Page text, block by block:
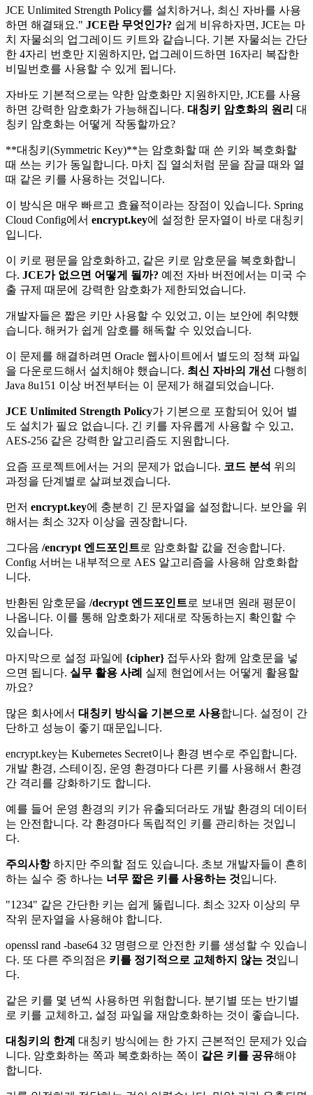
JCE Unlimited Strength Policy를 설치하거나, 최신 자바를 사용
하면 해결돼요." JCE란 무엇인가? 쉽게 비유하자면, JCE는 마
치 자물쇠의 업그레이드 키트와 같습니다. 기본 자물쇠는 간단
한 4자리 번호만 지원하지만, 업그레이드하면 16자리 복잡한
비밀번호를 사용할 수 있게 됩니다.
자바도 기본적으로는 약한 암호화만 지원하지만, JCE를 사용
하면 강력한 암호화가 가능해집니다. 대칭키 암호화의 원리 대
칭키 암호화는 어떻게 작동할까요?
**대칭키(Symmetric Key)**는 암호화할 때 쓴 키와 복호화할
때 쓰는 키가 동일합니다. 마치 집 열쇠처럼 문을 잠글 때와 열
때 같은 키를 사용하는 것입니다.
이 방식은 매우 빠르고 효율적이라는 장점이 있습니다. Spring
Cloud Config에서 encrypt.key에 설정한 문자열이 바로 대칭키
입니다.
이 키로 평문을 암호화하고, 같은 키로 암호문을 복호화합니
다. JCE가 없으면 어떻게 될까? 예전 자바 버전에서는 미국 수
출 규제 때문에 강력한 암호화가 제한되었습니다.
개발자들은 짧은 키만 사용할 수 있었고, 이는 보안에 취약했
습니다. 해커가 쉽게 암호를 해독할 수 있었습니다.
이 문제를 해결하려면 Oracle 웹사이트에서 별도의 정책 파일
을 다운로드해서 설치해야 했습니다. 최신 자바의 개선 다행히
Java 8u151 이상 버전부터는 이 문제가 해결되었습니다.
JCE Unlimited Strength Policy가 기본으로 포함되어 있어 별
도 설치가 필요 없습니다. 긴 키를 자유롭게 사용할 수 있고,
AES-256 같은 강력한 알고리즘도 지원합니다.
요즘 프로젝트에서는 거의 문제가 없습니다. 코드 분석 위의
과정을 단계별로 살펴보겠습니다.
먼저 encrypt.key에 충분히 긴 문자열을 설정합니다. 보안을 위
해서는 최소 32자 이상을 권장합니다.
그다음 /encrypt 엔드포인트로 암호화할 값을 전송합니다.
Config 서버는 내부적으로 AES 알고리즘을 사용해 암호화합
니다.
반환된 암호문을 /decrypt 엔드포인트로 보내면 원래 평문이
나옵니다. 이를 통해 암호화가 제대로 작동하는지 확인할 수
있습니다.
마지막으로 설정 파일에 {cipher} 접두사와 함께 암호문을 넣
으면 됩니다. 실무 활용 사례
실제 현업에서는 어떻게 활용할
까요?
많은 회사에서 대칭키 방식을 기본으로 사용합니다. 설정이 간
단하고 성능이 좋기 때문입니다.
encrypt.key는 Kubernetes Secret이나 환경 변수로 주입합니다.
개발 환경, 스테이징, 운영 환경마다 다른 키를 사용해서 환경
간 격리를 강화하기도 합니다.
예를 들어 운영 환경의 키가 유출되더라도 개발 환경의 데이터
는 안전합니다. 각 환경마다 독립적인 키를 관리하는 것입니
다.
주의사항하지만 주의할 점도 있습니다. 초보 개발자들이 흔히
하는 실수 중 하나는 너무 짧은 키를 사용하는 것입니다.
"1234" 같은 간단한 키는 쉽게 뚫립니다. 최소 32자 이상의 무
작위 문자열을 사용해야 합니다.
openssl rand -base64 32 명령으로 안전한 키를 생성할 수 있습니
다. 또 다른 주의점은 키를 정기적으로 교체하지 않는 것입니
다.
같은 키를 몇 년씩 사용하면 위험합니다. 분기별 또는 반기별
로 키를 교체하고, 설정 파일을 재암호화하는 것이 좋습니다.
대칭키의 한계 대칭키 방식에는 한 가지 근본적인 문제가 있습
니다. 암호화하는 쪽과 복호화하는 쪽이 같은 키를 공유해야
합니다.